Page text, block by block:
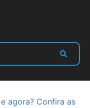
agora? Confira as